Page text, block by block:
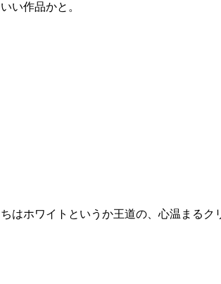
い作品かと。
はホワイトというか王道の、心温まるク